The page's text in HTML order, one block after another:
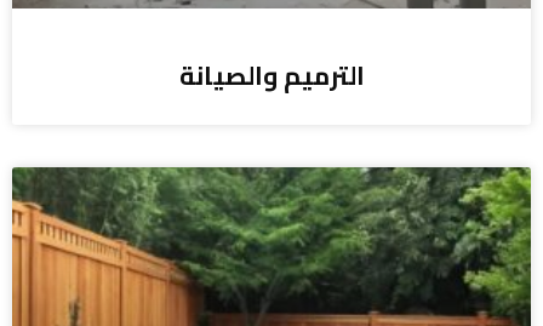
الترميم والصيانة